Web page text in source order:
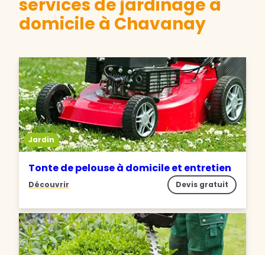
services de jardinage à
domicile à Chavanay
Jardin
Tonte de pelouse à domicile et entretien
Découvrir Devis gratuit